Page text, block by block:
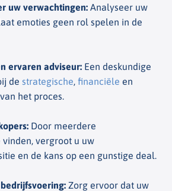
uw verwachtingen: Analyseer uw
emoties geen rol spelen in de
ervaren adviseur: Een deskundige
de strategische, financiële en
het proces.
: Door meerdere
vergroot u uw
en de kans op een gunstige deal.
: Zorg ervoor dat uw